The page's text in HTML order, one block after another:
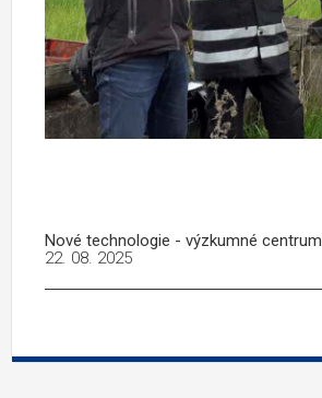
Nové technologie - výzkumné centrum
22. 08. 2025